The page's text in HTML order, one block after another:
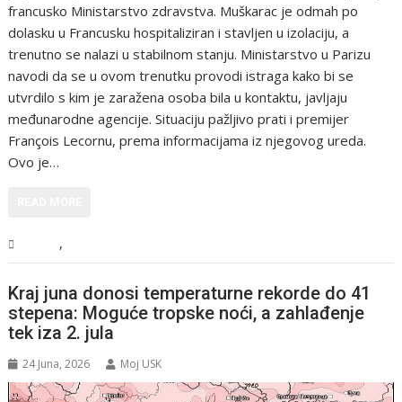
francusko Ministarstvo zdravstva. Muškarac je odmah po
dolasku u Francusku hospitaliziran i stavljen u izolaciju, a
trenutno se nalazi u stabilnom stanju. Ministarstvo u Parizu
navodi da se u ovom trenutku provodi istraga kako bi se
utvrdilo s kim je zaražena osoba bila u kontaktu, javljaju
međunarodne agencije. Situaciju pažljivo prati i premijer
François Lecornu, prema informacijama iz njegovog ureda.
Ovo je…
,
Kraj juna donosi temperaturne rekorde do 41
stepena: Moguće tropske noći, a zahlađenje
tek iza 2. jula
24 Juna, 2026 Moj USK